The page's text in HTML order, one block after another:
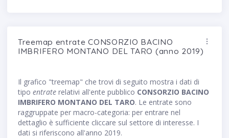
Treemap entrate CONSORZIO BACINO
IMBRIFERO MONTANO DEL TARO (anno 2019)
Il grafico "treemap" che trovi di seguito mostra i dati di
tipo entrate relativi all'ente pubblico CONSORZIO BACINO
IMBRIFERO MONTANO DEL TARO. Le entrate sono
raggruppate per macro-categoria: per entrare nel
dettaglio è sufficiente cliccare sul settore di interesse. I
dati si riferiscono all'anno 2019.